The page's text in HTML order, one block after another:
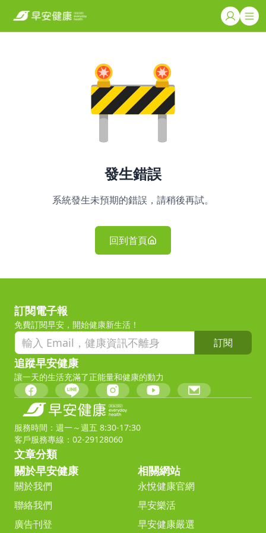
發生錯誤
系統發生未預期的錯誤，請稍後再試。
回到首頁
訂閱電子報
免費訂閱早安，開始健康新生活！
訂閱
追蹤早安健康
讓一天的生活充滿了正能量和健康的動力
服務時間：週一～週五 8:30-17:30
客戶服務專線：02-29128060
文章分類
關於早安健康
關於我們
聯絡我們
廣告刊登
相關網站
永悅健康官網
早安樂活
早安健康嚴選